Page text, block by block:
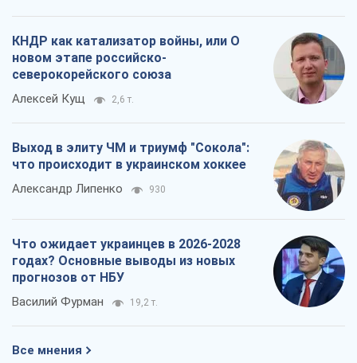
КНДР как катализатор войны, или О
новом этапе российско-
северокорейского союза
Алексей Кущ 2,6 т.
Выход в элиту ЧМ и триумф "Сокола":
что происходит в украинском хоккее
Александр Липенко 930
Что ожидает украинцев в 2026-2028
годах? Основные выводы из новых
прогнозов от НБУ
Василий Фурман 19,2 т.
Все мнения